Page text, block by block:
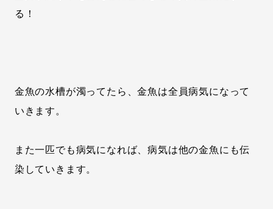
る！
金魚の水槽が濁ってたら、金魚は全員病気になって
いきます。
また一匹でも病気になれば、病気は他の金魚にも伝
染していきます。